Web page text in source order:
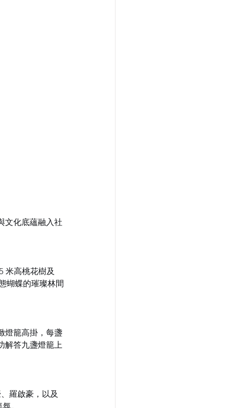
文化底蘊融入社
米高桃花樹及
蝴蝶的璀璨林間
燈籠高掛，每盞
解答九盞燈籠上
羅啟豪，以及
。